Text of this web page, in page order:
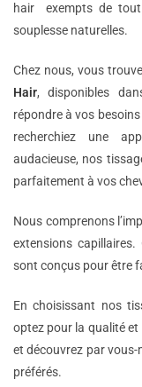
hair exempts de tout
souplesse naturelles.
Chez nous, vous
Hair, disponibles
répondre à vos
recherchiez une
audacieuse, nos
parfaitement à vos
Nous comprenons
extensions capillaires.
sont conçus pour être
En choisissant nos
optez pour la qualité
et découvrez par
préférés.